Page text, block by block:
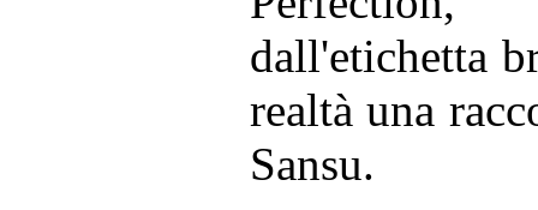
dall'etichetta
realtà una
Sansu.